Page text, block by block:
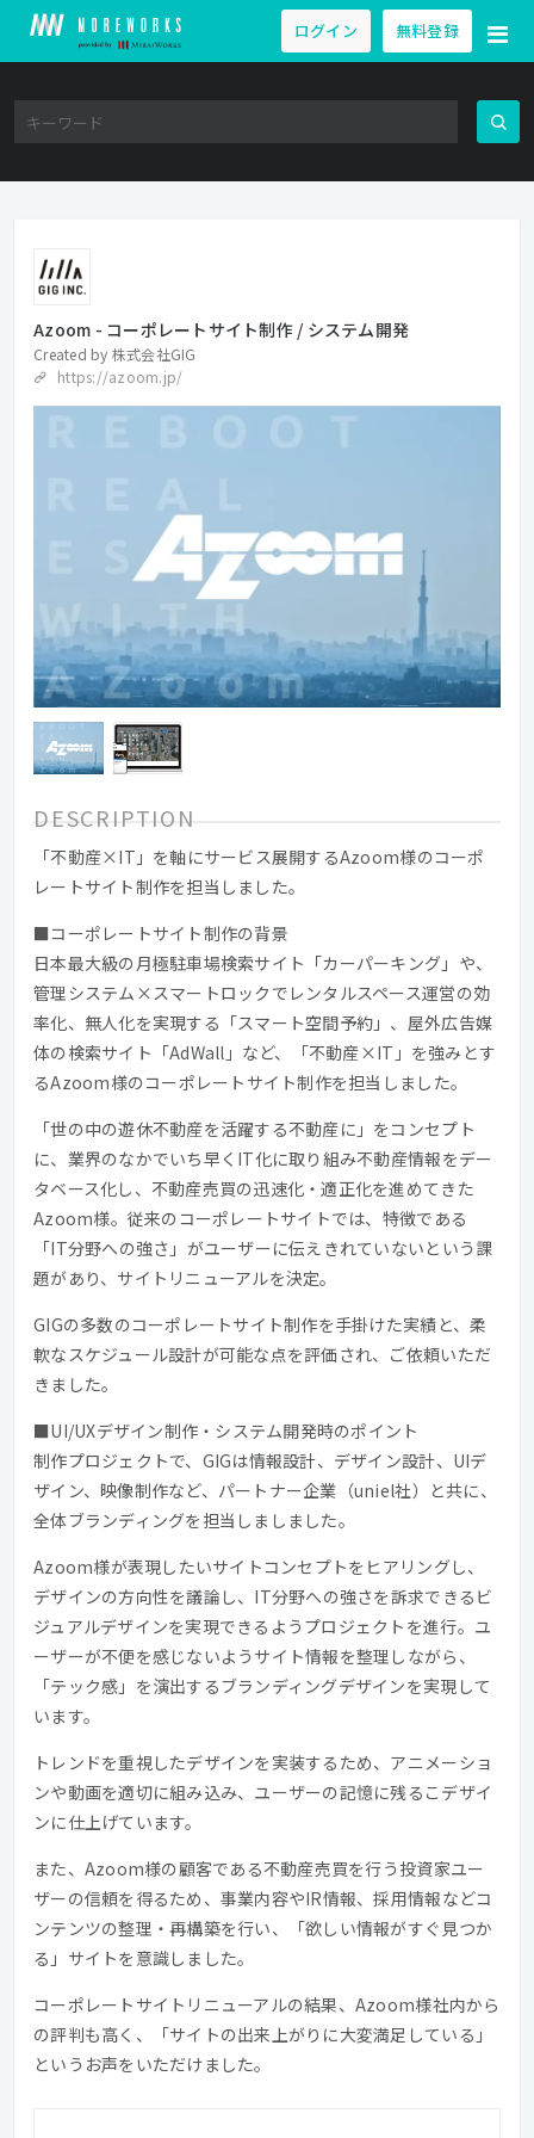
ログイン 無料登録
Azoom - コーポレートサイト制作 / システム開発
Created by 株式会社GIG
https://azoom.jp/
DESCRIPTION
「不動産×IT」を軸にサービス展開するAzoom様のコーポ
レートサイト制作を担当しました。
■コーポレートサイト制作の背景
日本最大級の月極駐車場検索サイト「カーパーキング」や、
管理システム×スマートロックでレンタルスペース運営の効
率化、無人化を実現する「スマート空間予約」、屋外広告媒
体の検索サイト「AdWall」など、「不動産×IT」を強みとす
るAzoom様のコーポレートサイト制作を担当しました。
「世の中の遊休不動産を活躍する不動産に」をコンセプト
に、業界のなかでいち早くIT化に取り組み不動産情報をデー
タベース化し、不動産売買の迅速化・適正化を進めてきた
Azoom様。従来のコーポレートサイトでは、特徴である
「IT分野への強さ」がユーザーに伝えきれていないという課
題があり、サイトリニューアルを決定。
GIGの多数のコーポレートサイト制作を手掛けた実績と、柔
軟なスケジュール設計が可能な点を評価され、ご依頼いただ
きました。
■UI/UXデザイン制作・システム開発時のポイント
制作プロジェクトで、GIGは情報設計、デザイン設計、UIデ
ザイン、映像制作など、パートナー企業（uniel社）と共に、
全体ブランディングを担当しましました。
Azoom様が表現したいサイトコンセプトをヒアリングし、
デザインの方向性を議論し、IT分野への強さを訴求できるビ
ジュアルデザインを実現できるようプロジェクトを進行。ユ
ーザーが不便を感じないようサイト情報を整理しながら、
「テック感」を演出するブランディングデザインを実現して
います。
トレンドを重視したデザインを実装するため、アニメーショ
ンや動画を適切に組み込み、ユーザーの記憶に残るこデザイ
ンに仕上げています。
また、Azoom様の顧客である不動産売買を行う投資家ユー
ザーの信頼を得るため、事業内容やIR情報、採用情報などコ
ンテンツの整理・再構築を行い、「欲しい情報がすぐ見つか
る」サイトを意識しました。
コーポレートサイトリニューアルの結果、Azoom様社内から
の評判も高く、「サイトの出来上がりに大変満足している」
というお声をいただけました。